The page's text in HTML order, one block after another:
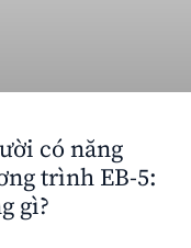
có năng
trình EB-5:
gì?